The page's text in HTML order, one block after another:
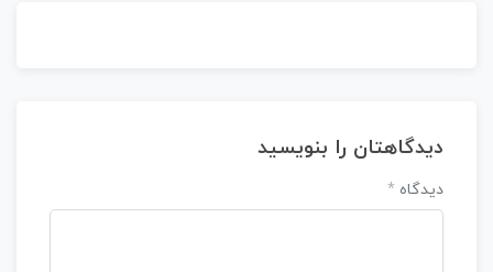
دیدگاهتان را بنویسید
دیدگاه*